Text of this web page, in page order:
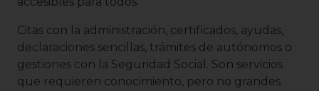
Citas con la administración, certificados, ayudas,
declaraciones sencillas, trámites de autónomos o
gestiones con la Seguridad Social. Son servicios
que requieren conocimiento, pero no grandes